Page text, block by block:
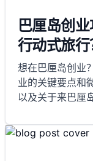
巴厘岛创
行动式旅行
想在巴厘岛创业
业的关键要点和
以及关于来巴厘